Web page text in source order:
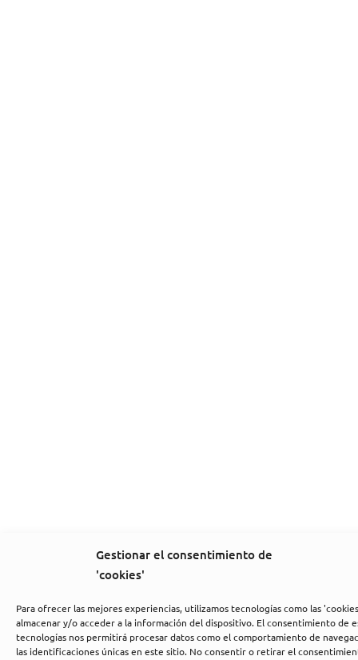
Gestionar el consentimiento de
'cookies'
Para ofrecer las mejores experiencias, utilizamos tecnologías como las
almacenar y/o acceder a la información del dispositivo. El consentimiento de
tecnologías nos permitirá procesar datos como el comportamiento de
las identificaciones únicas en este sitio. No consentir o retirar el